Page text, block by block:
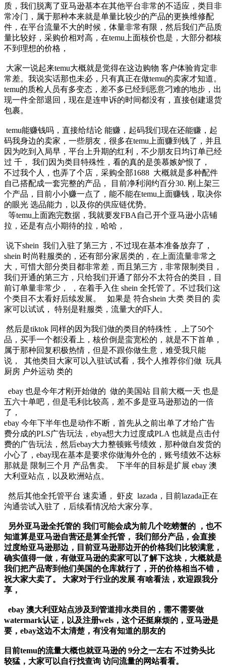
质，我们脱离了亚马逊基本在其他平台非常的不适应，类目非
常冷门，属于那种本来就是单量比较少的产品的更换维修配
件，在平台流量不大的时候，体量非常有限，然后我们产品质
量比较好，采购价相对高，在temu上面核价也是，大部分都核
不到理想的价格，
大家一说起来temu大概就是觉得在这边购物 客户体验肯定非
常差。我说实话那也未必，只有真正在做temu的卖家才知道。
temu的质检人员有多变态，差不多已经到恶意刁难的地步，出
现一件全部退回，现在是连申诉的时间都没有，直接创建退货
包裹。
temu能赚钱吗，直接给结论 能赚，起码我们现在还能赚，起
码我身边的卖家，一些朋友，很多在temu上面赚到钱了，并且
因为吃到入局早，平台上升期的红利，不少朋友日均订单已经
过 千， 我们因为类目特殊性，看的真的是羡慕嫉妒恨了，
不过我个人，也弄了个店，采购全部1688 大概就是多种配件
自己搭配成一套完整的产品， 目前净利润约百分30. 刚上架三
个产品，目前小小赚一点了，能不能在temu上面赚钱，取决你
的眼光 选品能力，以及你的供应链优势。
等temu上面跑完数据，我就要发FBA自己开个亚马逊小店铺
拉，还是有点小期待的拉，哈哈，
说下shein 我们入驻了第三方，不过现在基本准备放弃了，
shein 时尚鞋服类的，还有部分家居类的，在上面流量非常之
大，可惜大部分类目都非常差，而且第三方，非常限制类目，
我们开通的第三方，只给我们开通了部分不太符合的类目，目
前订单量非常少， ，在着手入住 shein 全托管了。不过我们这
个类目不太看好后续发展。 如果是 符合shein 大类 类目的 卖
家可以试试， 特别是鞋服类，流量大的吓人。
然后是tiktok 同样的因为我们做的类目的特殊性， 上了50个
品，买手一个都没看上，核价倒是蛮宽松的，就是不下首单，
属于那种回复积极热情，但是不跟你做生意，难受我只能
说， 其他类目大家可以入驻试试看，我个人推荐你们做 玩具
厨房 户外运动 类的
ebay 也是今年才刚开始做的 做的美国站 目前大概一天 也是
五六十单吧，但是毛利比较高，差不多是亚马逊那边的一倍
了，
ebay 今年下半年也是动作不断，首先从之前出单了才给广告
费分成的PLS广告玩法，ebya想大力过度成PLA 也就是点击付
费的广告玩法，然后ebay大力整顿账号绩效，那种做自发货的
小心了，ebay现在基本是要求你做海外仓的，账号绩效不达标
那就是 限制三个月 产品售卖。 下半年的目标是扩展 ebay 澳
大利亚站点，以及欧洲站点。
然后其他全托管平台 速卖通， 虾皮 lazada，目前lazada正在
沟通尝试入驻了，后续看情况给大家分享。
另外亚马逊全托管的 我们可能会成为前几个吃螃蟹的 ，也不
知道算是亚马逊自营还是算全托管， 我们部分产品，会直接
过度给亚马逊那边，目前亚马逊那边开的价格我们比较满意，
确实值得一做，有做亚马逊的卖家可以了解下这块，大概就是
我们把产品寄到他们美国的仓库就行了，开的价格相当不错，
祝大家大卖了。 大家对于行业的发展 有啥看法，欢迎跟我分
享，
ebay 澳大利亚站点涉及到管道排水类目的，需不需要做
watermark认证，以及注册wels，这个还挺麻烦的，亚马逊是
要，ebay这边不太清楚，有没有知道的朋友的
目前temu的流量大概也就亚马逊的 9分之一左右 不过势头比
较猛，大家可以自行找查询 访问流量的网站看看。